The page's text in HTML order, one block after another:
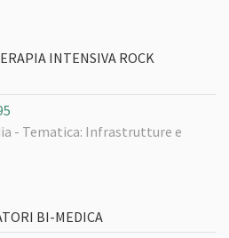
INTENSIVA ROCK
- Tematica: Infrastrutture e
BI-MEDICA